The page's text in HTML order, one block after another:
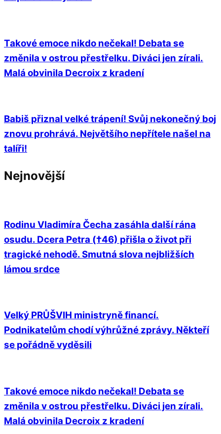
Takové emoce nikdo nečekal! Debata se
změnila v ostrou přestřelku. Diváci jen zírali.
Malá obvinila Decroix z kradení
Babiš přiznal velké trápení! Svůj nekonečný boj
znovu prohrává. Největšího nepřítele našel na
talíři!
Nejnovější
Rodinu Vladimíra Čecha zasáhla další rána
osudu. Dcera Petra (†46) přišla o život při
tragické nehodě. Smutná slova nejbližších
lámou srdce
Velký PRŮŠVIH ministryně financí.
Podnikatelům chodí výhrůžné zprávy. Někteří
se pořádně vyděsili
Takové emoce nikdo nečekal! Debata se
změnila v ostrou přestřelku. Diváci jen zírali.
Malá obvinila Decroix z kradení